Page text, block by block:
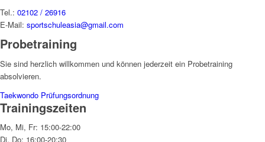
Tel.: 02102 / 26916
E-Mail: sportschuleasia@gmail.com
Probetraining
Sie sind herzlich willkommen und können jederzeit ein Probetraining
absolvieren.
Taekwondo Prüfungsordnung
Trainingszeiten
Mo, Mi, Fr: 15:00-22:00
Di, Do: 16:00-20:30